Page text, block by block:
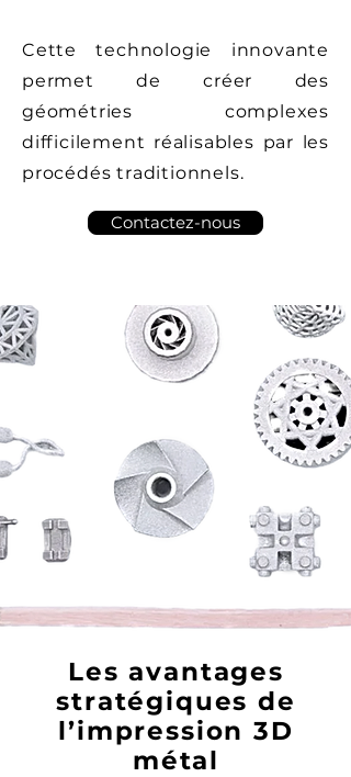
Cette technologie innovante
permet de créer des
géométries complexes
difficilement réalisables par les
procédés traditionnels.
Contactez-nous
Les avantages
stratégiques de
l’impression 3D
métal